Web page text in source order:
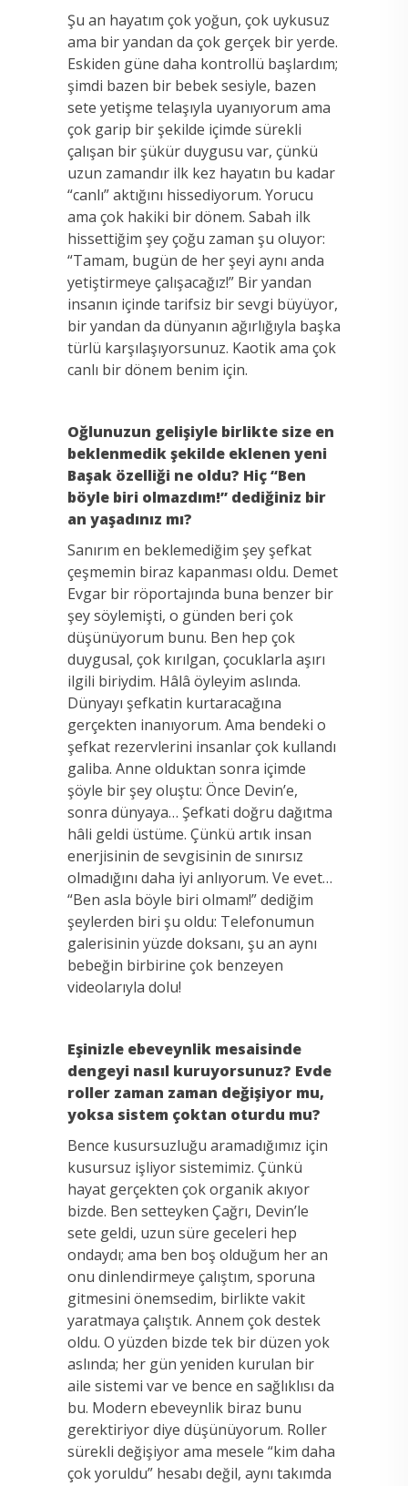
Şu an hayatım çok yoğun, çok uykusuz
ama bir yandan da çok gerçek bir yerde.
Eskiden güne daha kontrollü başlardım;
şimdi bazen bir bebek sesiyle, bazen
sete yetişme telaşıyla uyanıyorum ama
çok garip bir şekilde içimde sürekli
çalışan bir şükür duygusu var, çünkü
uzun zamandır ilk kez hayatın bu kadar
“canlı” aktığını hissediyorum. Yorucu
ama çok hakiki bir dönem. Sabah ilk
hissettiğim şey çoğu zaman şu oluyor:
“Tamam, bugün de her şeyi aynı anda
yetiştirmeye çalışacağız!” Bir yandan
insanın içinde tarifsiz bir sevgi büyüyor,
bir yandan da dünyanın ağırlığıyla başka
türlü karşılaşıyorsunuz. Kaotik ama çok
canlı bir dönem benim için.
Oğlunuzun gelişiyle birlikte size en
beklenmedik şekilde eklenen yeni
Başak özelliği ne oldu? Hiç “Ben
böyle biri olmazdım!” dediğiniz bir
an yaşadınız mı?
Sanırım en beklemediğim şey şefkat
çeşmemin biraz kapanması oldu. Demet
Evgar bir röportajında buna benzer bir
şey söylemişti, o günden beri çok
düşünüyorum bunu. Ben hep çok
duygusal, çok kırılgan, çocuklarla aşırı
ilgili biriydim. Hâlâ öyleyim aslında.
Dünyayı şefkatin kurtaracağına
gerçekten inanıyorum. Ama bendeki o
şefkat rezervlerini insanlar çok kullandı
galiba. Anne olduktan sonra içimde
şöyle bir şey oluştu: Önce Devin’e,
sonra dünyaya… Şefkati doğru dağıtma
hâli geldi üstüme. Çünkü artık insan
enerjisinin de sevgisinin de sınırsız
olmadığını daha iyi anlıyorum. Ve evet…
“Ben asla böyle biri olmam!” dediğim
şeylerden biri şu oldu: Telefonumun
galerisinin yüzde doksanı, şu an aynı
bebeğin birbirine çok benzeyen
videolarıyla dolu!
Eşinizle ebeveynlik mesaisinde
dengeyi nasıl kuruyorsunuz? Evde
roller zaman zaman değişiyor mu,
yoksa sistem çoktan oturdu mu?
Bence kusursuzluğu aramadığımız için
kusursuz işliyor sistemimiz. Çünkü
hayat gerçekten çok organik akıyor
bizde. Ben setteyken Çağrı, Devin’le
sete geldi, uzun süre geceleri hep
ondaydı; ama ben boş olduğum her an
onu dinlendirmeye çalıştım, sporuna
gitmesini önemsedim, birlikte vakit
yaratmaya çalıştık. Annem çok destek
oldu. O yüzden bizde tek bir düzen yok
aslında; her gün yeniden kurulan bir
aile sistemi var ve bence en sağlıklısı da
bu. Modern ebeveynlik biraz bunu
gerektiriyor diye düşünüyorum. Roller
sürekli değişiyor ama mesele “kim daha
çok yoruldu” hesabı değil, aynı takımda